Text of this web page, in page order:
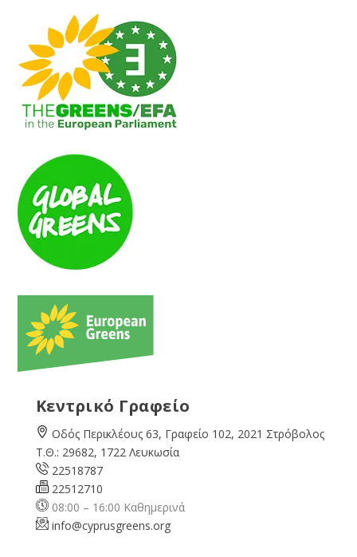
Κεντρικό Γραφείο
Οδός Περικλέους 63, Γραφείο 102, 2021 Στρόβολος
Τ.Θ.: 29682, 1722 Λευκωσία
22518787
22512710
08:00 – 16:00 Καθημερινά
info@cyprusgreens.org